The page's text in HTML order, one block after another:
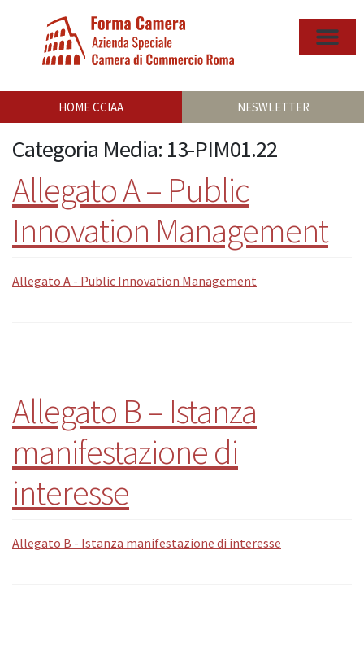
HOME CCIAA NESWLETTER
Categoria Media: 13-PIM01.22
Allegato A – Public
Innovation Management
Allegato A - Public Innovation Management
Allegato B – Istanza
manifestazione di
interesse
Allegato B - Istanza manifestazione di interesse